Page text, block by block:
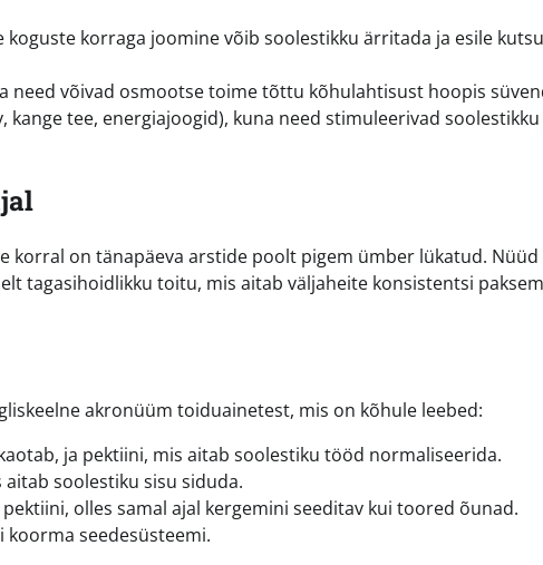
koguste korraga joomine võib soolestikku ärritada ja esile
need võivad osmootse toime tõttu kõhulahtisust hoopis
kange tee, energiajoogid), kuna need stimuleerivad
korral on tänapäeva arstide poolt pigem ümber lükatud. Nüüd
tagasihoidlikku toitu, mis aitab väljaheite konsistentsi
akronüüm toiduainetest, mis on kõhule leebed:
ja pektiini, mis aitab soolestiku tööd normaliseerida.
aitab soolestiku sisu siduda.
olles samal ajal kergemini seeditav kui toored õunad.
koorma seedesüsteemi.